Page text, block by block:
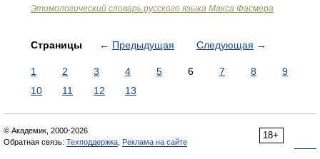
Этимологический словарь русского языка Макса Фасмера
Страницы ← Предыдущая Следующая →
1 2 3 4 5 6 7 8
9
10
11 12 13
18+
© Академик, 2000-2026
Обратная связь: Техподдержка Реклама на сайте